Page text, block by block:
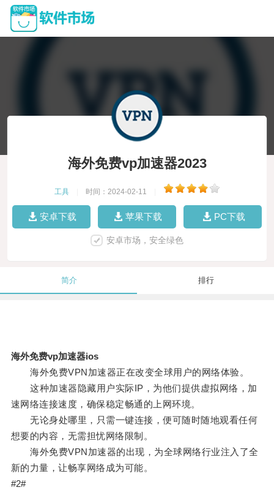
海外免费vp加速器2023
工具 时间：2024-02-11
安卓下载 苹果下载 PC下载
安卓市场，安全绿色
简介 排行
海外免费vp加速器ios
海外免费VPN加速器正在改变全球用户的网络体验。
这种加速器隐藏用户实际IP，为他们提供虚拟网络，加
速网络连接速度，确保稳定畅通的上网环境。
无论身处哪里，只需一键连接，便可随时随地观看任何
想要的内容，无需担忧网络限制。
海外免费VPN加速器的出现，为全球网络行业注入了全
新的力量，让畅享网络成为可能。
#2#